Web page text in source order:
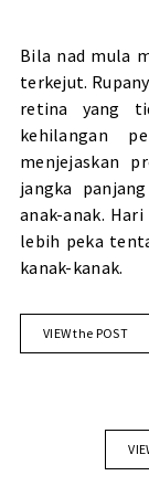
Bila nad mula
terkejut.
retina yang
kehilangan
menjejaskan
jangka
anak-anak.
lebih peka
kanak-kanak.
VIEW the POST